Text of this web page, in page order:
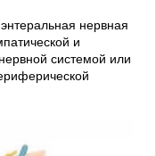
нервная
и
системой или